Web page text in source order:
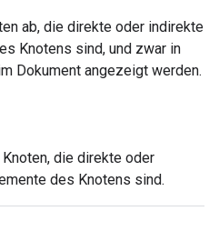
ab, die direkte oder indirekte
Knotens sind, und zwar in
Dokument angezeigt werden.
die direkte oder
des Knotens sind.